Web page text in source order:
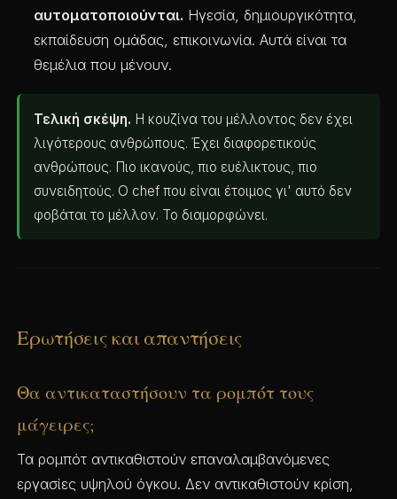
αυτοματοποιούνται. Ηγεσία, δημιουργικότητα,
εκπαίδευση ομάδας, επικοινωνία. Αυτά είναι τα
θεμέλια που μένουν.
Τελική σκέψη. Η κουζίνα του μέλλοντος δεν έχει
λιγότερους ανθρώπους. Έχει διαφορετικούς
ανθρώπους. Πιο ικανούς, πιο ευέλικτους, πιο
συνειδητούς. Ο chef που είναι έτοιμος γι' αυτό δεν
φοβάται το μέλλον. Το διαμορφώνει.
Ερωτήσεις και απαντήσεις
Θα αντικαταστήσουν τα ρομπότ τους
μάγειρες;
Τα ρομπότ αντικαθιστούν επαναλαμβανόμενες
εργασίες υψηλού όγκου. Δεν αντικαθιστούν κρίση,